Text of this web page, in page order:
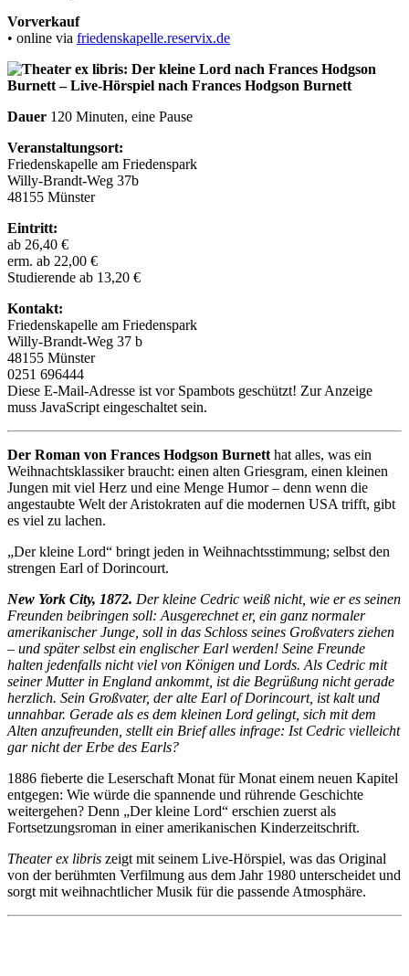
Vorverkauf
• online via friedenskapelle.reservix.de
Dauer 120 Minuten, eine Pause
Veranstaltungsort:
Friedenskapelle am Friedenspark
Willy-Brandt-Weg 37b
48155 Münster
Eintritt:
ab 26,40 €
erm. ab 22,00 €
Studierende ab 13,20 €
Kontakt:
Friedenskapelle am Friedenspark
Willy-Brandt-Weg 37 b
48155 Münster
0251 696444
Diese E-Mail-Adresse ist vor Spambots geschützt! Zur Anzeige
muss JavaScript eingeschaltet sein.
Der Roman von Frances Hodgson Burnetthat alles, was ein
Weihnachtsklassiker braucht: einen alten Griesgram, einen kleinen
Jungen mit viel Herz und eine Menge Humor – denn wenn die
angestaubte Welt der Aristokraten auf die modernen USA trifft, gibt
es viel zu lachen.
„Der kleine Lord“ bringt jeden in Weihnachtsstimmung; selbst den
strengen Earl of Dorincourt.
New York City, 1872. Der kleine Cedric weiß nicht, wie er es seinen
Freunden beibringen soll: Ausgerechnet er, ein ganz normaler
amerikanischer Junge, soll in das Schloss seines Großvaters ziehen
– und später selbst ein englischer Earl werden! Seine Freunde
halten jedenfalls nicht viel von Königen und Lords. Als Cedric mit
seiner Mutter in England ankommt, ist die Begrüßung nicht gerade
herzlich. Sein Großvater, der alte Earl of Dorincourt, ist kalt und
unnahbar. Gerade als es dem kleinen Lord gelingt, sich mit dem
Alten anzufreunden, stellt ein Brief alles infrage: Ist Cedric vielleicht
gar nicht der Erbe des Earls?
1886 fieberte die Leserschaft Monat für Monat einem neuen Kapitel
entgegen: Wie würde die spannende und rührende Geschichte
weitergehen? Denn „Der kleine Lord“ erschien zuerst als
Fortsetzungsroman in einer amerikanischen Kinderzeitschrift.
Theater ex libris zeigt mit seinem Live-Hörspiel, was das Original
von der berühmten Verfilmung aus dem Jahr 1980 unterscheidet und
sorgt mit weihnachtlicher Musik für die passende Atmosphäre.